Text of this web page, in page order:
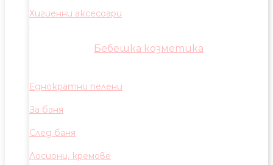
Хигиенни аксесоари
Бебешка козметика
Еднократни пелени
За баня
След баня
Лосиони, кремове